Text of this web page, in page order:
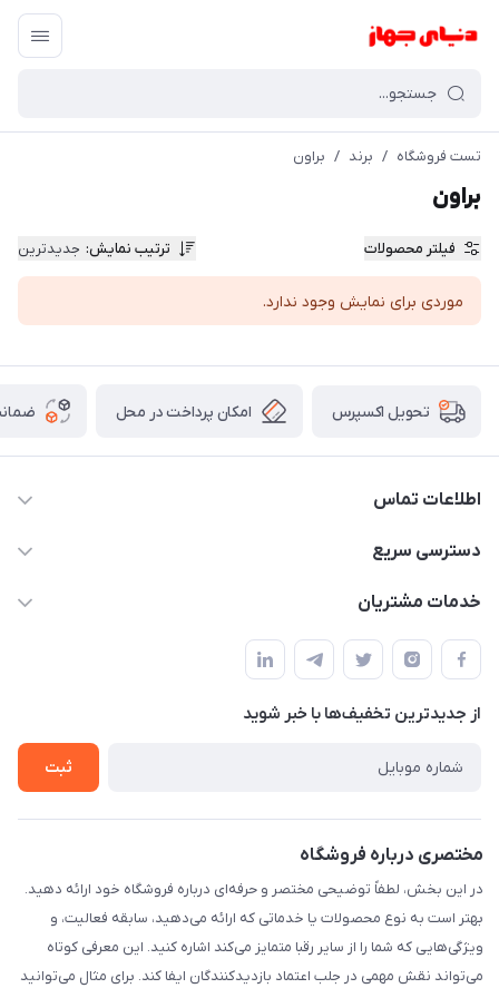
تست فروشگاه / برند / براون
براون
فیلتر محصولات ترتیب نمایش: جدیدترین
موردی برای نمایش وجود ندارد.
تحویل اکسپرس امکان پرداخت در محل
اطلاعات تماس
۰۲۱۰۰۰۰۰۰۰۰
دسترسی سریع
حساب کاربری
لیست محصولات
درباره ما
خدمات مشتریان
قوانین و مقررات
حریم خصوصی
راهنما
از جدید‌ترین تخفیف‌ها با‌ خبر شوید
ثبت
مختصری درباره فروشگاه
در این بخش، لطفاً توضیحی مختصر و حرفه‌ای درباره فروشگاه خود ارائه دهید.
بهتر است به نوع محصولات یا خدماتی که ارائه می‌دهید، سابقه فعالیت، و
ویژگی‌هایی که شما را از سایر رقبا متمایز می‌کند اشاره کنید. این معرفی کوتاه
می‌تواند نقش مهمی در جلب اعتماد بازدیدکنندگان ایفا کند. برای مثال می‌توانید